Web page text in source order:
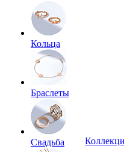
Кольца
Браслеты
Свадьба